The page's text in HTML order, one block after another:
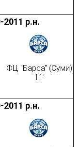
р.н.
ФЦ "Барса" (Суми)
11'
р.н.